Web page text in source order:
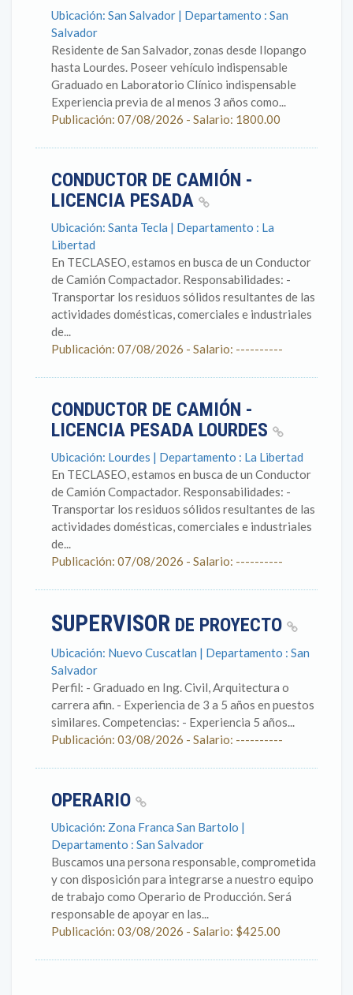
Ubicación: San Salvador | Departamento : San
Salvador
Residente de San Salvador, zonas desde Ilopango
hasta Lourdes. Poseer vehículo indispensable
Graduado en Laboratorio Clínico indispensable
Experiencia previa de al menos 3 años como...
Publicación: 07/08/2026 - Salario: 1800.00
CONDUCTOR DE CAMIÓN -
LICENCIA PESADA
Ubicación: Santa Tecla | Departamento : La
Libertad
En TECLASEO, estamos en busca de un Conductor
de Camión Compactador. Responsabilidades: -
Transportar los residuos sólidos resultantes de las
actividades domésticas, comerciales e industriales
de...
Publicación: 07/08/2026 - Salario: ----------
CONDUCTOR DE CAMIÓN -
LICENCIA PESADA LOURDES
Ubicación: Lourdes | Departamento : La Libertad
En TECLASEO, estamos en busca de un Conductor
de Camión Compactador. Responsabilidades: -
Transportar los residuos sólidos resultantes de las
actividades domésticas, comerciales e industriales
de...
Publicación: 07/08/2026 - Salario: ----------
SUPERVISOR DE PROYECTO
Ubicación: Nuevo Cuscatlan | Departamento : San
Salvador
Perfil: - Graduado en Ing. Civil, Arquitectura o
carrera afin. - Experiencia de 3 a 5 años en puestos
similares. Competencias: - Experiencia 5 años...
Publicación: 03/08/2026 - Salario: ----------
OPERARIO
Ubicación: Zona Franca San Bartolo |
Departamento : San Salvador
Buscamos una persona responsable, comprometida
y con disposición para integrarse a nuestro equipo
de trabajo como Operario de Producción. Será
responsable de apoyar en las...
Publicación: 03/08/2026 - Salario: $425.00